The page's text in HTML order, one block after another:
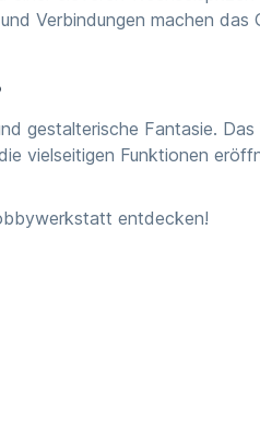
Verbindungen machen das
gestalterische Fantasie.
vielseitigen Funktionen
entdecken!